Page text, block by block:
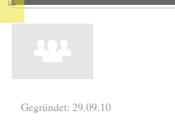
Gegründet: 29.09.10